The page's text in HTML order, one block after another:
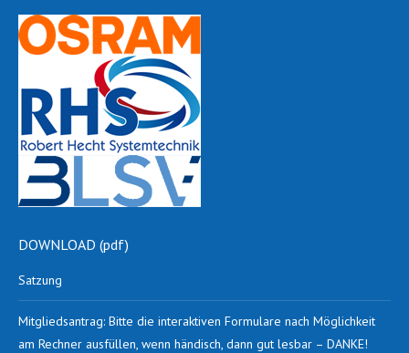
DOWNLOAD (pdf)
Satzung
Mitgliedsantrag: Bitte die interaktiven Formulare nach Möglichkeit
am Rechner ausfüllen, wenn händisch, dann gut lesbar – DANKE!